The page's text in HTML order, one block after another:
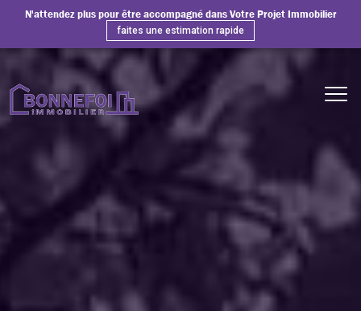
N'attendez plus pour être accompagné dans Votre Projet Immobilier
faites une estimation rapide